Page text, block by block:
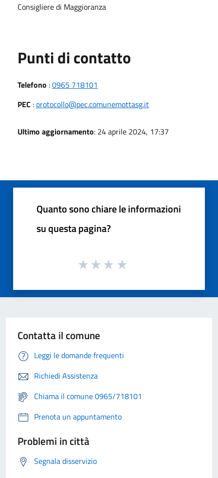
Consigliere di Maggioranza
Punti di contatto
Telefono :0965 718101
PEC : protocollo@pec.comunemottasg.it
Ultimo aggiornamento: 24 aprile 2024, 17:37
Quanto sono chiare le informazioni
su questa pagina?
Contatta il comune
Leggi le domande frequenti
Richiedi Assistenza
Chiama il comune 0965/718101
Prenota un appuntamento
Problemi in città
Segnala disservizio